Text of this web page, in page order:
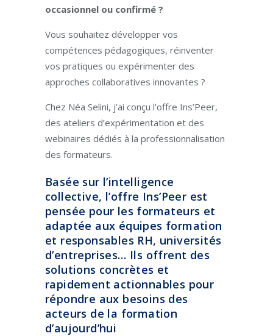
occasionnel ou confirmé ?
Vous souhaitez développer vos
compétences pédagogiques, réinventer
vos pratiques ou expérimenter des
approches collaboratives innovantes ?
Chez Néa Selini, j’ai conçu l’offre Ins’Peer,
des ateliers d’expérimentation et des
webinaires dédiés à la professionnalisation
des formateurs.
Basée sur l’intelligence
collective, l’offre Ins’Peer est
pensée pour les formateurs et
adaptée aux équipes formation
et responsables RH, universités
d’entreprises… Ils offrent des
solutions concrètes et
rapidement actionnables pour
répondre aux besoins des
acteurs de la formation
d’aujourd’hui